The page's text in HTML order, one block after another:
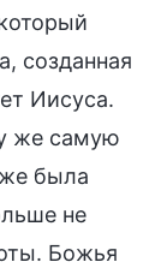
созданная
Иисуса.
же самую
была
не
Божья